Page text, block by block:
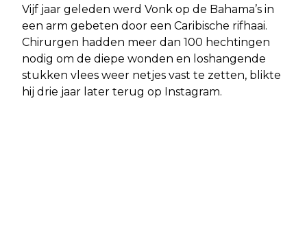
Vijf jaar geleden werd Vonk op de Bahama’s in
een arm gebeten door een Caribische rifhaai.
Chirurgen hadden meer dan 100 hechtingen
nodig om de diepe wonden en loshangende
stukken vlees weer netjes vast te zetten, blikte
hij drie jaar later terug op Instagram.